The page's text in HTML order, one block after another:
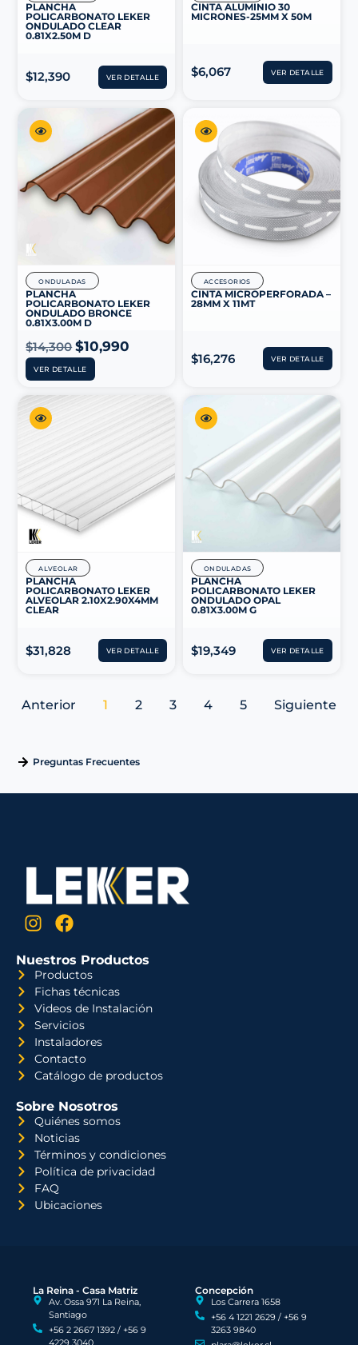
PLANCHA
POLICARBONATO LEKER
ONDULADO CLEAR
0.81X2.50M D
$12,390 VER DETALLE
CINTA ALUMINIO 30
MICRONES-25MM X 50M
$6,067 VER DETALLE
ONDULADAS
PLANCHA
POLICARBONATO LEKER
ONDULADO BRONCE
0.81X3.00M D
$14,300 $10,990
VER DETALLE
ACCESORIOS
CINTA MICROPERFORADA –
28MM X 11MT
$16,276 VER DETALLE
ALVEOLAR
PLANCHA
POLICARBONATO LEKER
ALVEOLAR 2.10X2.90X4MM
CLEAR
$31,828 VER DETALLE
ONDULADAS
PLANCHA
POLICARBONATO LEKER
ONDULADO OPAL
0.81X3.00M G
$19,349 VER DETALLE
Anterior 1 2 3 4 5 Siguiente
Preguntas Frecuentes
Nuestros Productos
Productos
Fichas técnicas
Videos de Instalación
Servicios
Instaladores
Contacto
Catálogo de productos
Sobre Nosotros
Quiénes somos
Noticias
Términos y condiciones
Política de privacidad
FAQ
Ubicaciones
La Reina - Casa Matriz
Av. Ossa 971 La Reina,
Santiago
+56 2 2667 1392 / +56 9
4229 3040
Concepción
Los Carrera 1658
+56 4 1221 2629 / +56 9
3263 9840